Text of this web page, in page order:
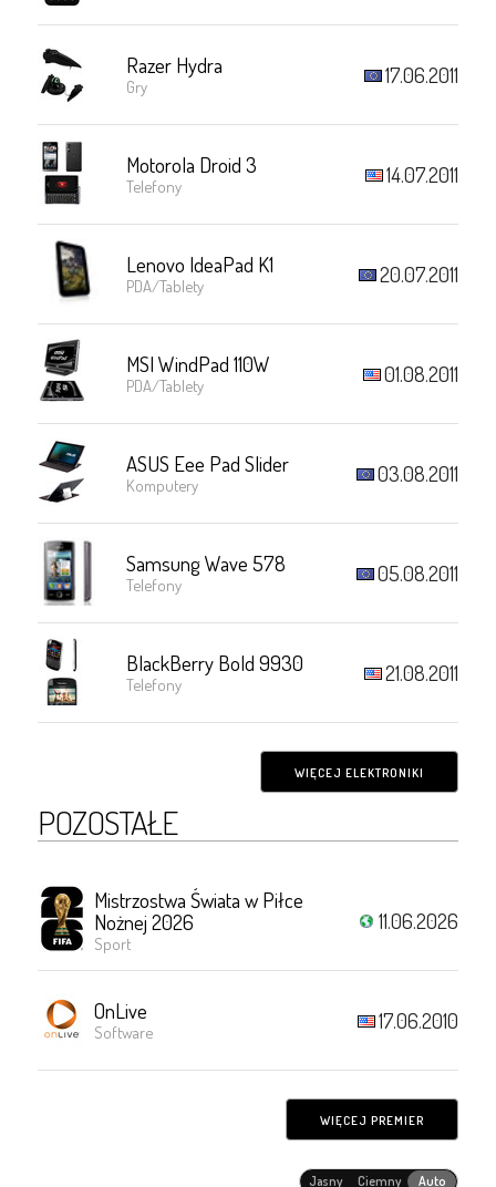
Razer Hydra
Gry 17.06.2011
Motorola Droid 3
Telefony 14.07.2011
Lenovo IdeaPad K1
PDA/Tablety 20.07.2011
MSI WindPad 110W
PDA/Tablety 01.08.2011
ASUS Eee Pad Slider
Komputery 03.08.2011
Samsung Wave 578
Telefony 05.08.2011
BlackBerry Bold 9930
Telefony 21.08.2011
WIĘCEJ ELEKTRONIKI
POZOSTAŁE
Mistrzostwa Świata w Piłce
Nożnej 2026
Sport
11.06.2026
OnLive
Software 17.06.2010
WIĘCEJ PREMIER
Jasny Ciemny Auto